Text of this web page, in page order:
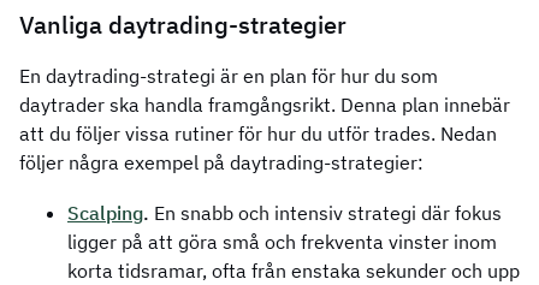
Vanliga daytrading-strategier
En daytrading-strategi är en plan för hur du som
daytrader ska handla framgångsrikt. Denna plan innebär
att du följer vissa rutiner för hur du utför trades. Nedan
följer några exempel på daytrading-strategier:
Scalping. En snabb och intensiv strategi där fokus
ligger på att göra små och frekventa vinster inom
korta tidsramar, ofta från enstaka sekunder och upp